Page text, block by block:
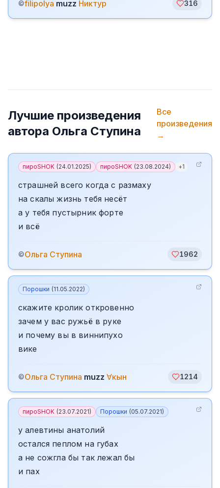
©filipolya muzz Никтур 316
Лучшие произведения
автора Ольга Ступина
Все
произведения
→
пироSHOK (24.01.2025) пироSHOK (23.08.2024) +1
страшней всего когда с размаху
на скалы жизнь тебя несёт
а у тебя пустырник форте
и всё
©Ольга Ступина 1962
Порошки (11.05.2022)
скажите кролик откровенно
зачем у вас ружьё в руке
и почему вы в виннипухо
вике
©Ольга Ступина muzz ∀кын 1214
пироSHOK (23.07.2021) Порошки (05.07.2021)
у алевтины анатолий
остался пеплом на губах
а не сожгла бы так лежал бы
и пах